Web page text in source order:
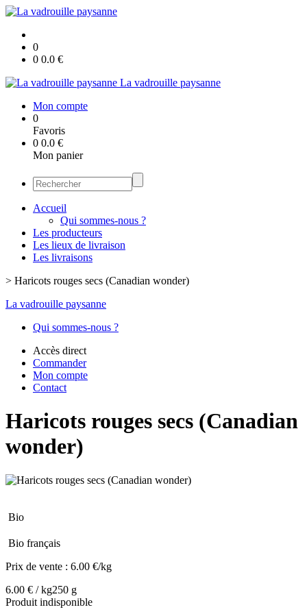
0
0 0.0 €
La vadrouille paysanne
Mon compte
0
Favoris
0 0.0 €
Mon panier
Accueil
Qui sommes-nous ?
Les producteurs
Les lieux de livraison
Les livraisons
> Haricots rouges secs (Canadian wonder)
La vadrouille paysanne
Qui sommes-nous ?
Accès direct
Commander
Mon compte
Contact
Haricots rouges secs (Canadian
wonder)
Bio
Bio français
Prix de vente : 6.00 €/kg
6.00 € / kg250 g
Produit indisponible